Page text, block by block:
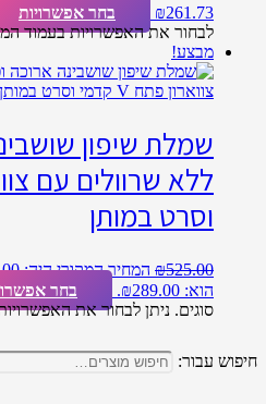
₪261.73 בחר אפשרויות
לבחור את האפשרויות בעמוד
מבצע!
שמלת שיפון
וסרט במותן
₪525.00 המחיר המקורי היה: ₪525.00.
הוא: ₪289.00.
בחר
סוגים. ניתן לבחור את
חיפוש עבור: